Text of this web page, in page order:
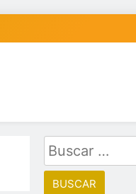
Buscar: